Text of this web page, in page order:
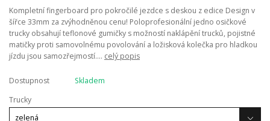
Kompletní fingerboard pro pokročilé jezdce s deskou z edice Design v
šířce 33mm za zvýhodněnou cenu! Poloprofesionální jedno osičkové
trucky obsahují teflonové gumičky s možností naklápění trucků, pojistné
matičky proti samovolnému povolování a ložisková kolečka pro hladkou
jízdu jsou samozřejmostí.... celý popis
Dostupnost
Skladem
Trucky